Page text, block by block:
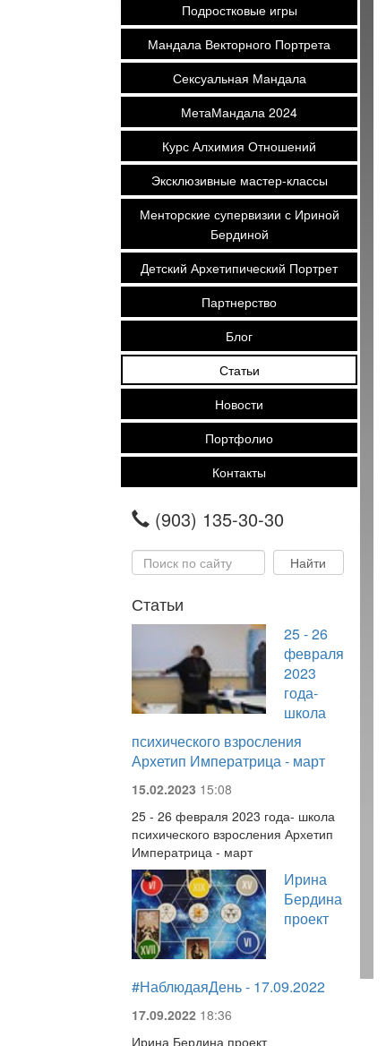
Подростковые игры
Мандала Векторного Портрета
Сексуальная Мандала
МетаМандала 2024
Курс Алхимия Отношений
Эксклюзивные мастер-классы
Менторские супервизии с Ириной
Бердиной
Детский Архетипический Портрет
Партнерство
Блог
Статьи
Новости
Портфолио
Контакты
(903) 135-30-30
Статьи
25 - 26
февраля
2023
года-
школа
психического взросления
Архетип Императрица - март
15.02.2023 15:08
25 - 26 февраля 2023 года- школа
психического взросления Архетип
Императрица - март
Ирина
Бердина
проект
#НаблюдаяДень - 17.09.2022
17.09.2022 18:36
Ирина Бердина проект